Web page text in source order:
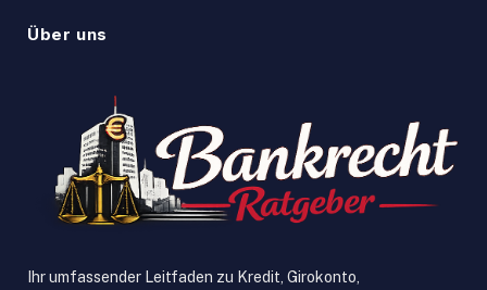
Über uns
Ihr umfassender Leitfaden zu Kredit, Girokonto,